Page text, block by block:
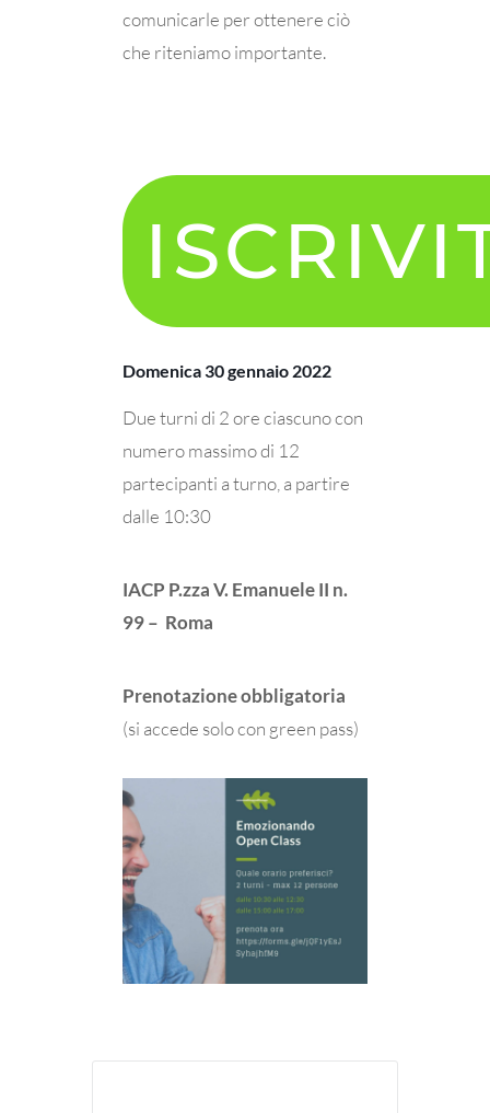
comunicarle per ottenere ciò
che riteniamo importante.
Domenica 30 gennaio 2022
Due turni di 2 ore ciascuno con
numero massimo di 12
partecipanti a turno, a partire
dalle 10:30
IACP P.zza V. Emanuele II n.
99 – Roma
Prenotazione obbligatoria
(si accede solo con green pass)